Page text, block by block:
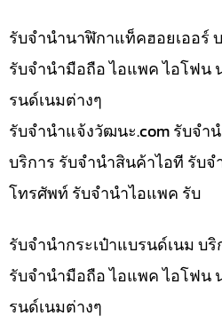
รับจำนำนาฬิกาแท็คฮอยเออร์
รับจำนำมือถือ ไอแพค ไอโฟน
รนด์เนมต่างๆ
รับจํานําแจ้งวัฒนะ.com รับจำ
บริการ รับจำนำสินค้าไอที รับ
โทรศัพท์ รับจำนำไอแพค รับ
รับจำนำกระเป๋าแบรนด์เนม บ
รับจำนำมือถือ ไอแพค ไอโฟน
รนด์เนมต่างๆ